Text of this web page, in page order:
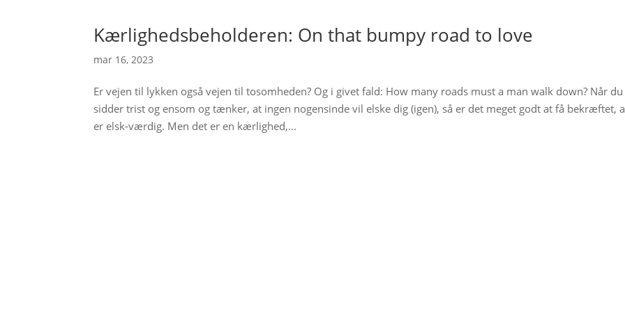
Kærlighedsbeholderen: On that bumpy road to love
mar 16, 2023
Er vejen til lykken også vejen til tosomheden? Og i givet fald: How many roads must a man walk down? Når du
sidder trist og ensom og tænker, at ingen nogensinde vil elske dig (igen), så er det meget godt at få bekræftet,
er elsk-værdig. Men det er en kærlighed,...